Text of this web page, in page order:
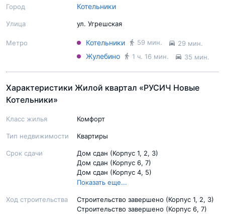
Подробный экспертный обзор
Город Котельники
Улица ул. Угрешская
Метро Котельники 59 мин. 29 мин.
Жулебино 1 ч. 16 мин. 35 мин.
Характеристики Жилой квартал «РУСИЧ Новые
Котельники»
Класс жилья Комфорт
Тип недвижимости Квартиры
Срок сдачи
Дом сдан (Корпус 1, 2, 3)
Дом сдан (Корпус 6, 7)
Дом сдан (Корпус 4, 5)
Дом сдан (Корпус 8)
4 кв. 2025 (Корпус 11-13 )
Показать еще...
Ход строительства
Строительство завершено (Корпус 1, 2, 3)
Строительство завершено (Корпус 6, 7)